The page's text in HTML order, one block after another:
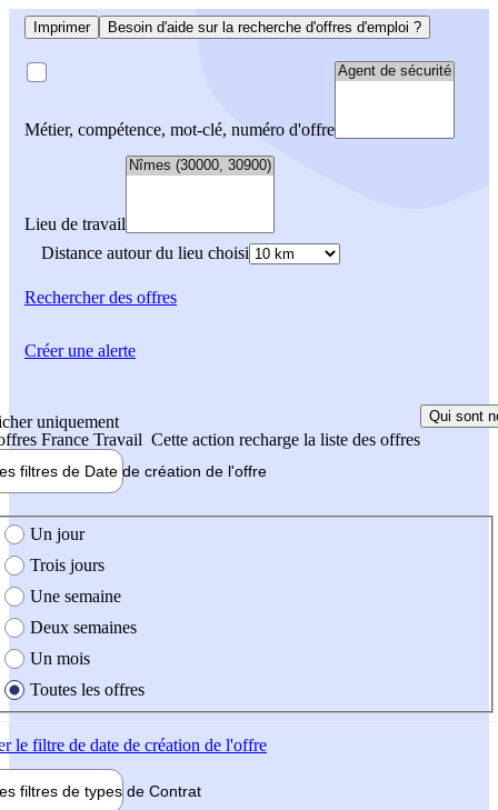
Imprimer Besoin d'aide sur la recherche d'offres d'emploi ?
Métier, compétence, mot-clé, numéro d'offre
Lieu de travail
Distance autour du lieu choisi
Rechercherdes offres
uniquement
France Travail Cette action recharge la liste des offres
Qui sont
filtres de Date de création de l'offre
création de l'offre
Un jour
Trois jours
Une semaine
Deux semaines
Un mois
Toutes les offres
le filtre de date de création de l'offre
filtres de types de Contrat
Créer une alerte